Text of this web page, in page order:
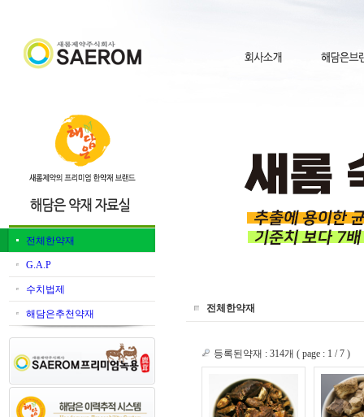
전체한약재
G.A.P
수치법제
해담은추천약재 전체한약재
등록된약재 : 314개 ( page : 1 / 7 )